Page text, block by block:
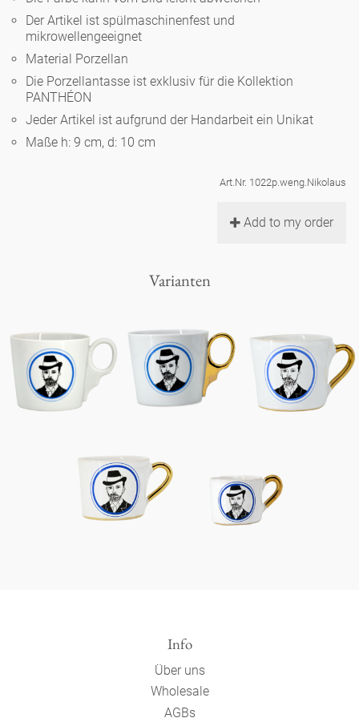
Porzellan
Ozean
klassische Musiker
zeitgenössische Musiker
Espressotassen 'Glam'
Runde Teller - weiß
Ovale Teller - weiß
Runde Teller 'de Luxe'
Tiefe Teller - weiß
Ovale Teller 'de Luxe'
Lange Teller 'de Luxe'
Noël
Teekanne
Vasen 'de Luxe'
Fressnapf
Goldener Käfig
Korb 'de Luxe'
Schalen 'de Luxe'
Hände und Füße
Bad
Schnickschnack
Räucherstäbchenhalter
Unpraktisch
Spielen
Dies & Das
Besteck
Schachspiel Alice
Porzellanfiguren
Alices Schachspiel 'de Luxe'
noch mehr Figuren
Berliner Duft
Der Artikel ist spülmaschinenfest und
mikrowellengeeignet
Material Porzellan
Die Porzellantasse ist exklusiv für die Kollektion
PANTHÉON
Jeder Artikel ist aufgrund der Handarbeit ein Unikat
Maße h: 9 cm, d: 10 cm
Art.Nr. 1022p.weng.Nikolaus
Add to my order
Varianten
Info
Über uns
Wholesale
AGBs